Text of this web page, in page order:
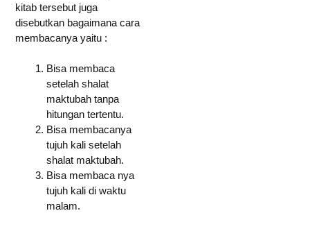
kitab tersebut juga
disebutkan bagaimana cara
membacanya yaitu :
Bisa membaca
setelah shalat
maktubah tanpa
hitungan tertentu.
Bisa membacanya
tujuh kali setelah
shalat maktubah.
Bisa membaca nya
tujuh kali di waktu
malam.